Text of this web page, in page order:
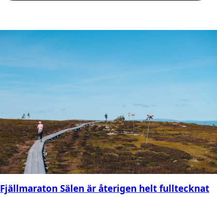
Fjällmaraton Sälen är återigen helt fulltecknat